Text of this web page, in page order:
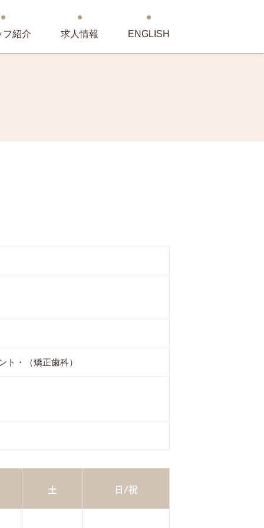
フ紹介 求人情報 ENGLISH
・（矯正歯科）
土 日/祝